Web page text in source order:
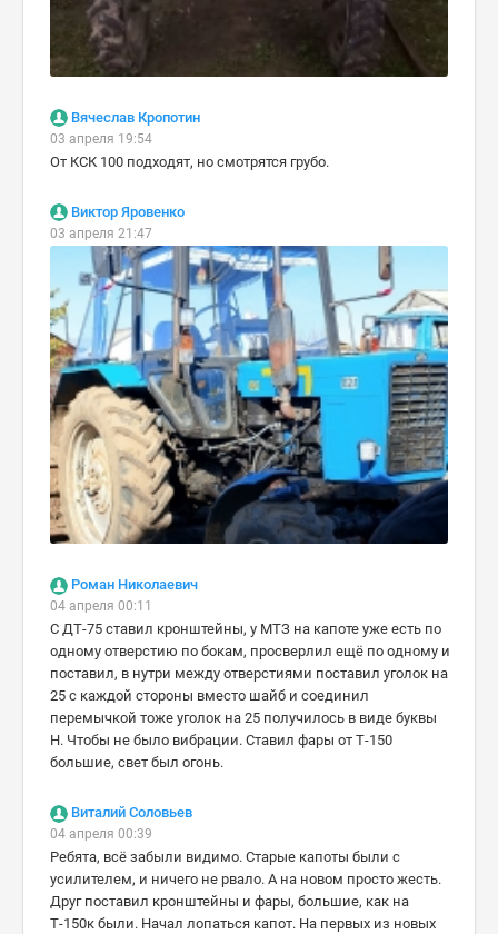
Вячеслав Кропотин
03 апреля 19:54
От КСК 100 подходят, но смотрятся грубо.
Виктор Яровенко
03 апреля 21:47
Роман Николаевич
04 апреля 00:11
С ДТ-75 ставил кронштейны, у МТЗ на капоте уже есть по
одному отверстию по бокам, просверлил ещё по одному и
поставил, в нутри между отверстиями поставил уголок на
25 с каждой стороны вместо шайб и соединил
перемычкой тоже уголок на 25 получилось в виде буквы
Н. Чтобы не было вибрации. Ставил фары от Т-150
большие, свет был огонь.
Виталий Соловьев
04 апреля 00:39
Ребята, всё забыли видимо. Старые капоты были с
усилителем, и ничего не рвало. А на новом просто жесть.
Друг поставил кронштейны и фары, большие, как на
Т-150к были. Начал лопаться капот. На первых из новых